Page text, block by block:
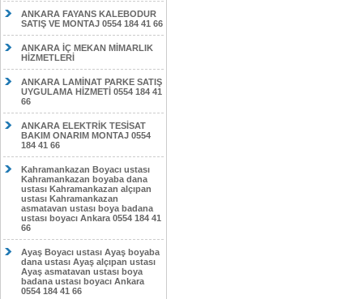
ANKARA FAYANS KALEBODUR
SATIŞ VE MONTAJ 0554 184 41 66
ANKARA İÇ MEKAN MİMARLIK
HİZMETLERİ
ANKARA LAMİNAT PARKE SATIŞ
UYGULAMA HİZMETİ 0554 184 41
66
ANKARA ELEKTRİK TESİSAT
BAKIM ONARIM MONTAJ 0554
184 41 66
Kahramankazan Boyacı ustası
Kahramankazan boyaba dana
ustası Kahramankazan alçıpan
ustası Kahramankazan
asmatavan ustası boya badana
ustası boyacı Ankara 0554 184 41
66
Ayaş Boyacı ustası Ayaş boyaba
dana ustası Ayaş alçıpan ustası
Ayaş asmatavan ustası boya
badana ustası boyacı Ankara
0554 184 41 66